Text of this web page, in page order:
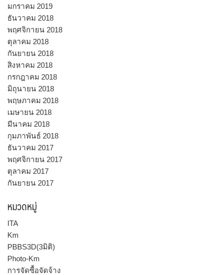
มกราคม 2019
ธันวาคม 2018
พฤศจิกายน 2018
ตุลาคม 2018
กันยายน 2018
สิงหาคม 2018
กรกฎาคม 2018
มิถุนายน 2018
พฤษภาคม 2018
เมษายน 2018
มีนาคม 2018
กุมภาพันธ์ 2018
ธันวาคม 2017
พฤศจิกายน 2017
ตุลาคม 2017
กันยายน 2017
หมวดหมู่
ITA
Km
PBBS3D(3มิติ)
Photo-Km
การจัดซื้อจัดจ้าง